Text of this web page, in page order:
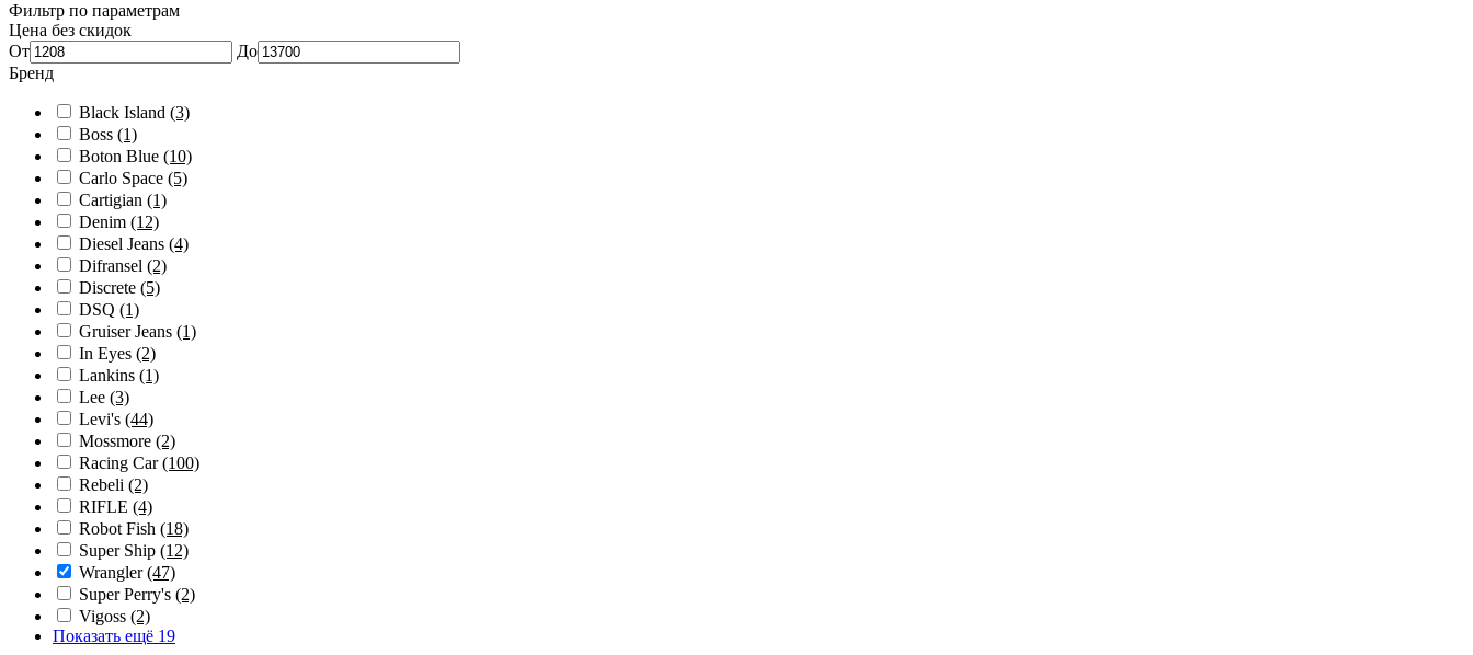
Фильтр по параметрам
Цена без скидок
От
До
Бренд
Black Island (3)
Boss (1)
Boton Blue (10)
Carlo Space (5)
Cartigian (1)
Denim (12)
Diesel Jeans (4)
Difransel (2)
Discrete (5)
DSQ (1)
Gruiser Jeans (1)
In Eyes (2)
Lankins (1)
Lee (3)
Levi's (44)
Mossmore (2)
Racing Car(100)
Rebeli (2)
RIFLE (4)
Robot Fish (18)
Super Ship (12)
Wrangler(47)
Super Perry's (2)
Vigoss (2)
Показать ещё 19